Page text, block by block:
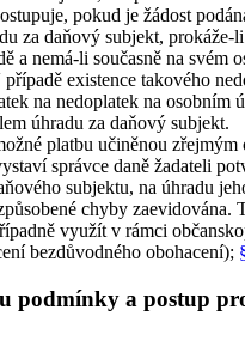
pokud je žádost
za daňový subjekt, prokáže-
a nemá-li současně na svém
existence takového
na nedoplatek na osobním
úhradu za daňový subjekt.
platbu učiněnou zřejmým
správce daně žadateli
subjektu, na úhradu
chyby zaevidována.
využít v rámci
bezdůvodného obohacení);
podmínky a postup